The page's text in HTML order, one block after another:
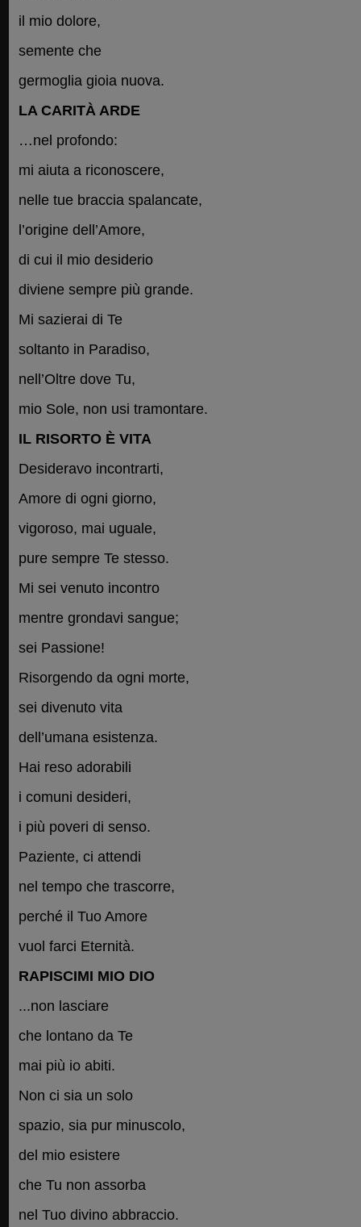
il mio dolore,
semente che
germoglia gioia nuova.
LA CARITÀ ARDE
…nel profondo:
mi aiuta a riconoscere,
nelle tue braccia spalancate,
l’origine dell’Amore,
di cui il mio desiderio
diviene sempre più grande.
Mi sazierai di Te
soltanto in Paradiso,
nell’Oltre dove Tu,
mio Sole, non usi tramontare.
IL RISORTO È VITA
Desideravo incontrarti,
Amore di ogni giorno,
vigoroso, mai uguale,
pure sempre Te stesso.
Mi sei venuto incontro
mentre grondavi sangue;
sei Passione!
Risorgendo da ogni morte,
sei divenuto vita
dell’umana esistenza.
Hai reso adorabili
i comuni desideri,
i più poveri di senso.
Paziente, ci attendi
nel tempo che trascorre,
perché il Tuo Amore
vuol farci Eternità.
RAPISCIMI MIO DIO
...non lasciare
che lontano da Te
mai più io abiti.
Non ci sia un solo
spazio, sia pur minuscolo,
del mio esistere
che Tu non assorba
nel Tuo divino abbraccio.